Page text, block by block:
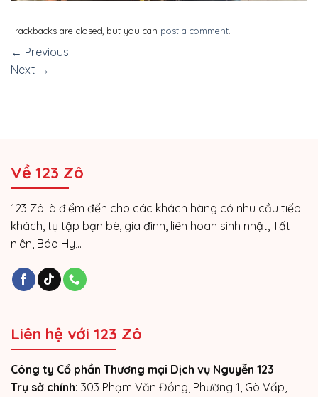
Trackbacks are closed, but you can post a comment
← Previous
Next →
Về 123 Zô
123 Zô là điểm đến cho các khách hàng có nhu cầu tiếp
khách, tụ tập bạn bè, gia đình, liên hoan sinh nhật, Tất
niên, Báo Hy,..
Liên hệ với 123 Zô
Công ty Cổ phần Thương mại Dịch vụ Nguyễn 123
Trụ sở chính: 303 Phạm Văn Đồng, Phường 1, Gò Vấp,